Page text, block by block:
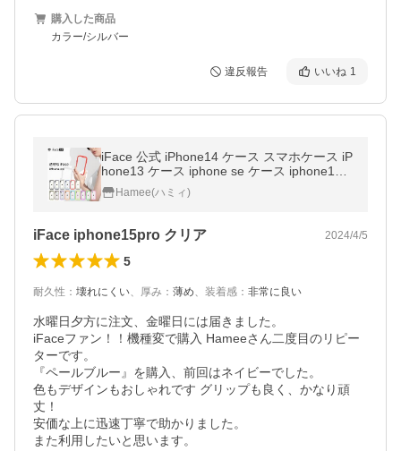
購入した商品
カラー/シルバー
違反報告 いいね 1
iFace 公式 iPhone14 ケース スマホケース iP
hone13 ケース iphone se ケース iphone12
ケース iphone15pro max ケース 透明 クリア
耐衝撃 おしゃれ
Hamee(ハミィ)
iFace iphone15pro クリア 2024/4/5
5
耐久性 ： 壊れにくい、 厚み ： 薄め、 装着感 ： 非常に良い
水曜日夕方に注文、金曜日には届きました。
iFaceファン！！機種変で購入 Hameeさん二度目のリピー
ターです。
『ペールブルー』を購入、前回はネイビーでした。
色もデザインもおしゃれです グリップも良く、かなり頑
丈！
安価な上に迅速丁寧で助かりました。
また利用したいと思います。